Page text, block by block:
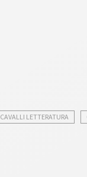
CAVALLI LETTERATURA